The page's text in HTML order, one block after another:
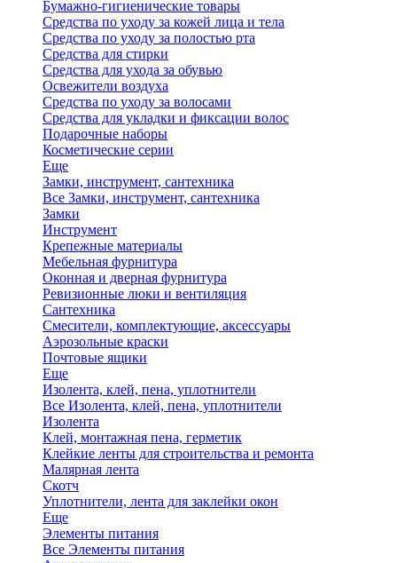
Бумажно-гигиенические товары
Средства по уходу за кожей лица и тела
Средства по уходу за полостью рта
Средства для стирки
Средства для ухода за обувью
Освежители воздуха
Средства по уходу за волосами
Средства для укладки и фиксации волос
Подарочные наборы
Косметические серии
Еще
Замки, инструмент, сантехника
Все Замки, инструмент, сантехника
Замки
Инструмент
Крепежные материалы
Мебельная фурнитура
Оконная и дверная фурнитура
Ревизионные люки и вентиляция
Сантехника
Смесители, комплектующие, аксессуары
Аэрозольные краски
Почтовые ящики
Еще
Изолента, клей, пена, уплотнители
Все Изолента, клей, пена, уплотнители
Изолента
Клей, монтажная пена, герметик
Клейкие ленты для строительства и ремонта
Малярная лента
Скотч
Уплотнители, лента для заклейки окон
Еще
Элементы питания
Все Элементы питания